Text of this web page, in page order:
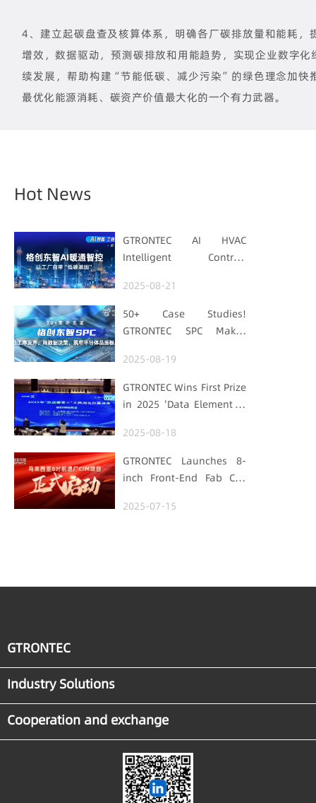
4、建立起碳盘查及核算体系，明确各厂碳排放量和能耗，
增效，数据驱动，预测碳排放和用能趋势，实现企业数字
续发展，帮助构建“节能低碳、减少污染”的绿色理念加快
最优化能源消耗、碳资产价值最大化的一个有力武器。
Hot News
GTRONTEC AI HVAC
Intelligent Control:
with "Low-Carbon DNA"
2025-08-21
50+ Case Studies!
GTRONTEC SPC Makes
Data for Decisions,
Strengthens
Semiconductor Quality
2025-08-19
GTRONTEC Wins First Prize
in 2025 'Data Element ×'
Manufacturing Track
2025-08-18
GTRONTEC Launches 8-
inch Front-End Fab CIM
Empowering Global
2025-07-15
GTRONTEC
Industry Solutions
Cooperation and exchange